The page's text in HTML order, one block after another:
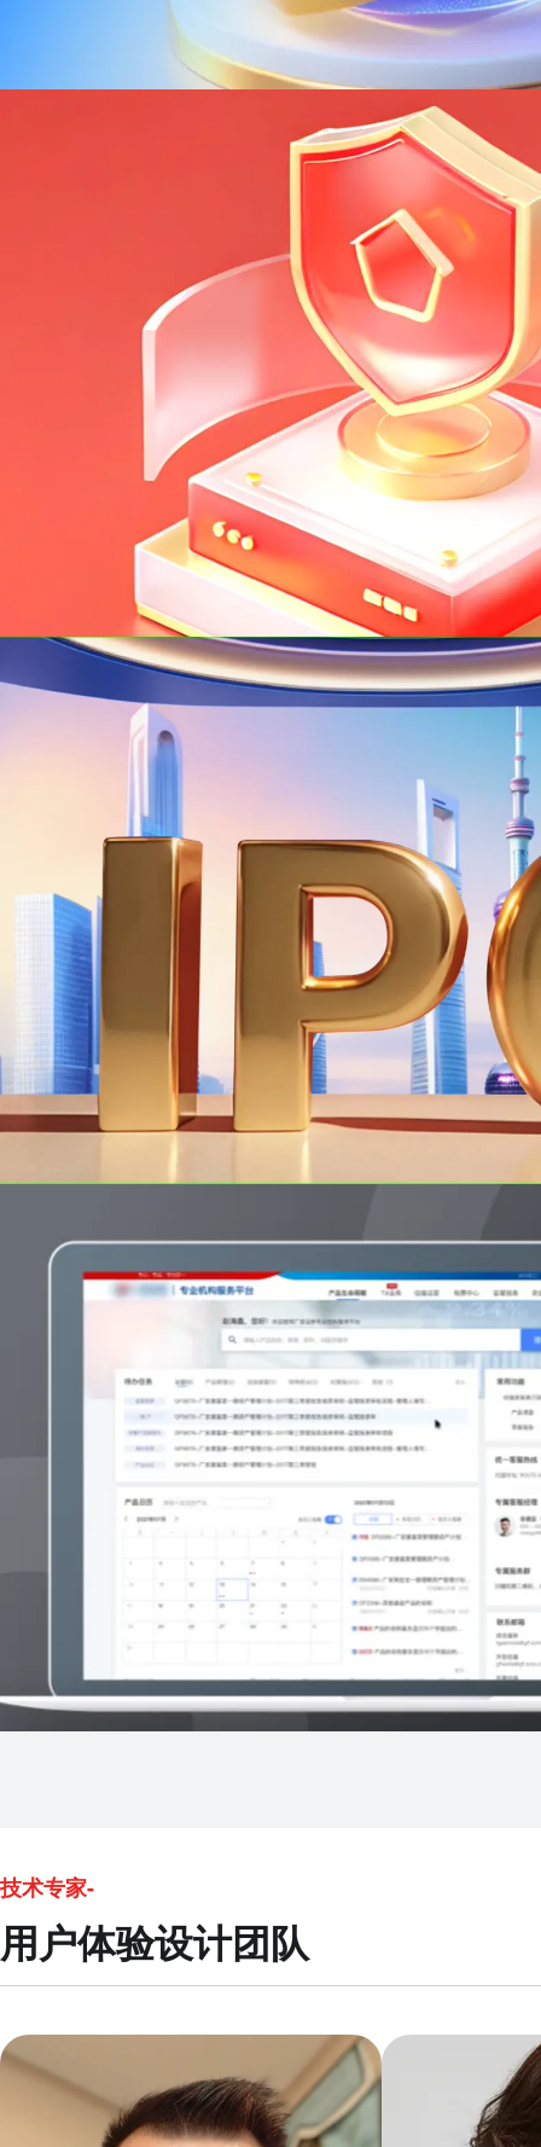
技术专家-
用户体验设计团队